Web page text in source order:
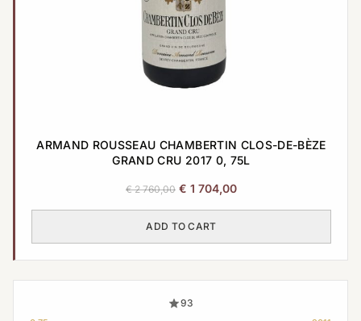
ARMAND ROUSSEAU CHAMBERTIN CLOS-DE-BÈZE
GRAND CRU 2017 0, 75L
€2 760,00 Original
was:
€ 1 704,00Current
ADD TO CART
93